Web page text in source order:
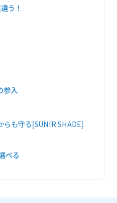
う！
参入
らも守る[SUNIR SHADE]
べる